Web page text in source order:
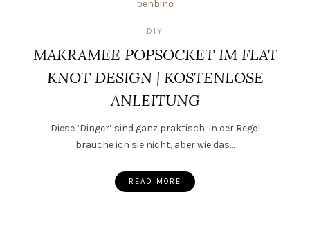
DIY
MAKRAMEE POPSOCKET IM FLAT
KNOT DESIGN | KOSTENLOSE
ANLEITUNG
Diese ‘Dinger’ sind ganz praktisch. In der Regel
brauche ich sie nicht, aber wie das…
READ MORE